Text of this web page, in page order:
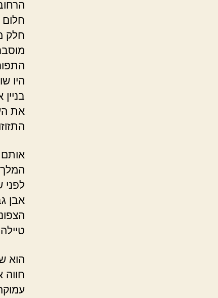
חלום
חלק
היו
את
אותם
אבן
הוא
חווה